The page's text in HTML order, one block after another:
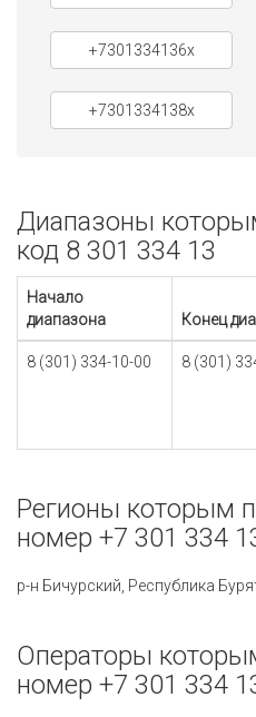
+7301334136x
+7301334138x
Диапазоны
код 8 301 334 13
Начало
диапазона
Конец
8 (301) 334-10-00 8 (301)
Регионы которым
номер +7 301 334
р-н Бичурский, Республика
Операторы
номер +7 301 334